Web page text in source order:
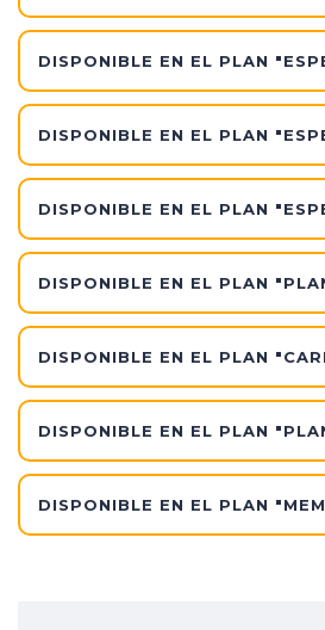
DISPONIBLE EN EL PLAN
DISPONIBLE EN EL PLAN
DISPONIBLE EN EL PLAN
DISPONIBLE EN EL PLAN
DISPONIBLE EN EL PLAN
DISPONIBLE EN EL PLAN
DISPONIBLE EN EL PLAN